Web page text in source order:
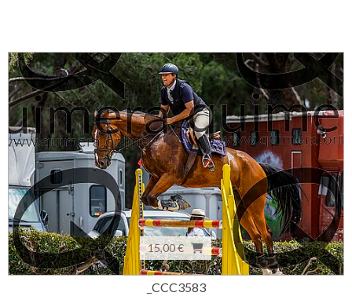
15,00 €
_CCC3583